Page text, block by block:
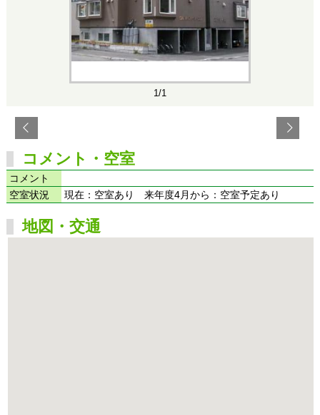
1/1
コメント・空室
コメント
空室状況
現在：空室あり 来年度4月から：空室予定あり
地図・交通